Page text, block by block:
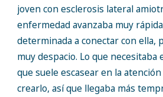
joven con esclerosis lateral
enfermedad avanzaba muy
determinada a conectar con ella,
muy despacio. Lo que
que suele escasear en la
crearlo, así que llegaba más